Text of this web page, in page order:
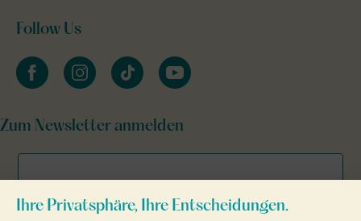
Follow Us
facebookinstagramtiktok youtube
Zum Newsletter anmelden